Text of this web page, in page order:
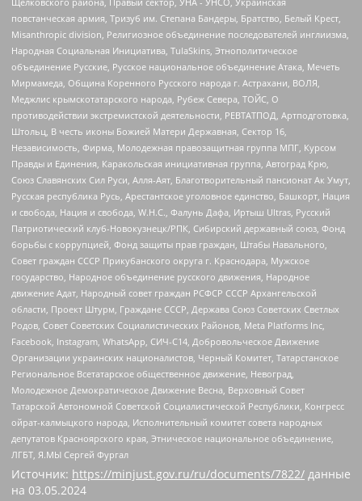
повстанческая армия, Тризуб им. Степана Бандеры, Братство, Белый Крест,
Misanthropic division, Религиозное объединение последователей инглиизма,
Народная Социальная Инициатива, TulaSkins, Этнополитическое
объединение Русские, Русское национальное объединение Атака, Мечеть
Мирмамеда, Община Коренного Русского народа г. Астрахани, ВОЛЯ,
Меджлис крымскотатарского народа, Рубеж Севера, ТОЙС, О
противодействии экстремистской деятельности, РЕВТАТПОД, Артподготовка,
Штольц, В честь иконы Божией Матери Державная, Сектор 16,
Независимость, Фирма, Молодежная правозащитная группа МПГ, Курсом
Правды и Единения, Каракольская инициативная группа, Автоград Крю,
Союз Славянских Сил Руси, Алля-Аят, Благотворительный пансионат Ак Умут,
Русская республика Русь, Арестантское уголовное единство, Башкорт, Нация
и свобода, Нация и свобода, W.H.С., Фалунь Дафа, Иртыш Ultras, Русский
Патриотический клуб-Новокузнецк/РПК, Сибирский державный союз, Фонд
борьбы с коррупцией, Фонд защиты прав граждан, Штабы Навального,
Совет граждан СССР Прикубанского округа г. Краснодара, Мужское
государство, Народное объединение русского движения, Народное
движение Адат, Народный совет граждан РСФСР СССР Архангельской
области, Проект Штурм, Граждане СССР, Держава Союз Советских Светлых
Родов, Совет Советских Социалистических Районов, Meta Platforms Inc,
Facebook, Instagram, WhatsApp, СИЧ-С14, Добровольческое Движение
Организации украинских националистов, Черный Комитет, Татарстанское
Региональное Всетатарское общественное движение, Невоград,
Молодежное Демократическое Движение Весна, Верховный Совет
Татарской Автономной Советской Социалистической Республики, Конгресс
ойрат-калмыцкого народа, Исполнительный комитет совета народных
депутатов Красноярского края, Этническое национальное объединение,
ЛГБТ, Я.МЫ Сергей Фургал
Источник: https://minjust.gov.ru/ru/documents/7822/ данные
на 03.05.2024